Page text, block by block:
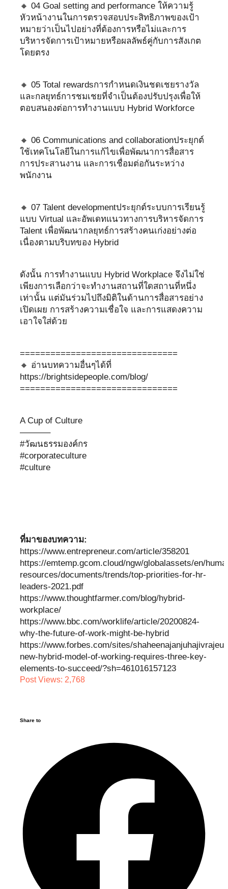
🔸 04 Goal setting and performance ให้ความรู้
หัวหน้างานในการตรวจสอบประสิทธิภาพของเป้า
หมายว่าเป็นไปอย่างที่ต้องการหรือไม่และการ
บริหารจัดการเป้าหมายหรือผลลัพธ์คู่กับการสังเกต
โดยตรง
🔸 05 Total rewardsการกำหนดเงินชดเชยรางวัล
และกลยุทธ์การชมเชยที่จำเป็นต้องปรับปรุงเพื่อให้
ตอบสนองต่อการทำงานแบบ Hybrid Workforce
🔸 06 Communications and collaborationประยุกต์
ใช้เทคโนโลยีในการแก้ไขเพื่อพัฒนาการสื่อสาร
การประสานงาน และการเชื่อมต่อกันระหว่าง
พนักงาน
🔸 07 Talent developmentประยุกต์ระบบการเรียนรู้
แบบ Virtual และอัพเดทแนวทางการบริหารจัดการ
Talent เพื่อพัฒนากลยุทธ์การสร้างคนเก่งอย่างต่อ
เนื่องตามบริบทของ Hybrid
ดังนั้น การทำงานแบบ Hybrid Workplace จึงไม่ใช่
เพียงการเลือกว่าจะทำงานสถานที่ใดสถานที่หนึ่ง
เท่านั้น แต่มันร่วมไปถึงมิติในด้านการสื่อสารอย่าง
เปิดเผย การสร้างความเชื่อใจ และการแสดงความ
เอาใจใส่ด้วย
===============================
🔸 อ่านบทความอื่นๆได้ที่​
https://brightsidepeople.com/blog/
===============================
A Cup of Culture
———–
#วัฒนธรรมองค์กร
#corporateculture
#culture
ที่มาของบทความ:
https://www.entrepreneur.com/article/358201
https://emtemp.gcom.cloud/ngw/globalassets/en/
resources/documents/trends/top-priorities-for-hr-
leaders-2021.pdf
https://www.thoughtfarmer.com/blog/hybrid-
workplace/
https://www.bbc.com/worklife/article/20200824-
why-the-future-of-work-might-be-hybrid
https://www.forbes.com/sites/
new-hybrid-model-of-working-requires-three-key-
elements-to-succeed/?sh=461016157123
Post Views: 2,768
Share to